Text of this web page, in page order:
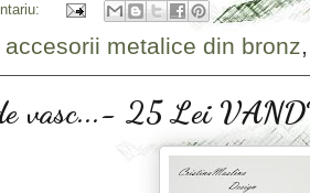
accesorii metalice din bronz
vasc...- 25 Lei